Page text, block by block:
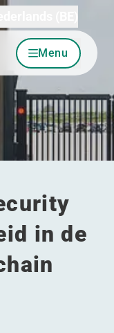
Menu
in de